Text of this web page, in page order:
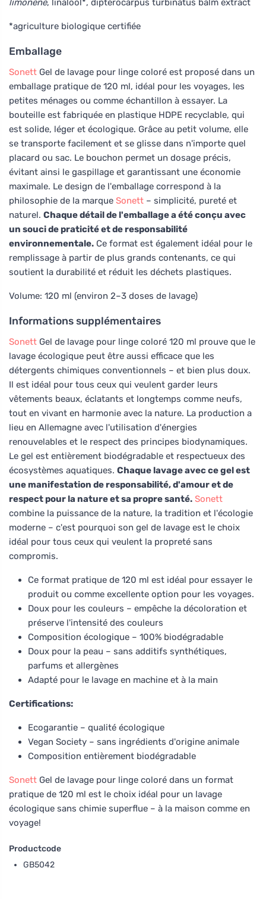
*agriculture biologique certifiée
Emballage
Sonett Gel de lavage pour linge coloré est proposé dans un
emballage pratique de 120 ml, idéal pour les voyages, les
petites ménages ou comme échantillon à essayer. La
bouteille est fabriquée en plastique HDPE recyclable, qui
est solide, léger et écologique. Grâce au petit volume, elle
se transporte facilement et se glisse dans n'importe quel
placard ou sac. Le bouchon permet un dosage précis,
évitant ainsi le gaspillage et garantissant une économie
maximale. Le design de l'emballage correspond à la
philosophie de la marque Sonett – simplicité, pureté et
naturel. Chaque détail de l'emballage a été conçu avec
un souci de praticité et de responsabilité
environnementale. Ce format est également idéal pour le
remplissage à partir de plus grands contenants, ce qui
soutient la durabilité et réduit les déchets plastiques.
Volume: 120 ml (environ 2–3 doses de lavage)
Informations supplémentaires
Sonett Gel de lavage pour linge coloré 120 ml prouve que le
lavage écologique peut être aussi efficace que les
détergents chimiques conventionnels – et bien plus doux.
Il est idéal pour tous ceux qui veulent garder leurs
vêtements beaux, éclatants et longtemps comme neufs,
tout en vivant en harmonie avec la nature. La production a
lieu en Allemagne avec l'utilisation d'énergies
renouvelables et le respect des principes biodynamiques.
Le gel est entièrement biodégradable et respectueux des
écosystèmes aquatiques. Chaque lavage avec ce gel est
une manifestation de responsabilité, d'amour et de
respect pour la nature et sa propre santé. Sonett
combine la puissance de la nature, la tradition et l'écologie
moderne – c'est pourquoi son gel de lavage est le choix
idéal pour tous ceux qui veulent la propreté sans
compromis.
Ce format pratique de 120 ml est idéal pour essayer le
produit ou comme excellente option pour les voyages.
Doux pour les couleurs – empêche la décoloration et
préserve l'intensité des couleurs
Composition écologique – 100% biodégradable
Doux pour la peau – sans additifs synthétiques,
parfums et allergènes
Adapté pour le lavage en machine et à la main
Certifications:
Ecogarantie – qualité écologique
Vegan Society – sans ingrédients d'origine animale
Composition entièrement biodégradable
Sonett Gel de lavage pour linge coloré dans un format
pratique de 120 ml est le choix idéal pour un lavage
écologique sans chimie superflue – à la maison comme en
voyage!
Productcode
GB5042